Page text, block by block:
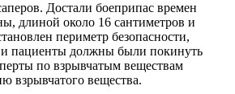
Достали боеприпас времен
длиной около 16 сантиметров и
периметр безопасности,
и пациенты должны были покинуть
по взрывчатым веществам
взрывчатого вещества.